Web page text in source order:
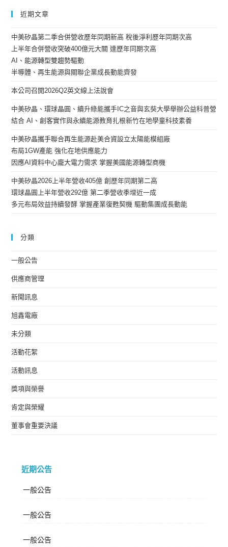
近期文章
中美矽晶第二季合併營收歷年同期新高 稅後淨利歷年同期次高
上半年合併營收突破400億元大關 達歷年同期次高
AI、能源轉型雙趨勢驅動
半導體、再生能源與關聯企業成長動能齊發
本公司召開2026Q2英文線上法說會
中美矽晶、環球晶圓、續升綠能攜手IC之音與玄奘大學舉辦公益科普營
結合 AI、創客實作與永續能源教育扎根新竹在地學童科技素養
中美矽晶攜手聯合再生能源赴美合資設立太陽能模組廠
布局1GW產能 強化在地供應能力
因應AI資料中心龐大電力需求 掌握美國能源轉型商機
中美矽晶2026上半年營收405億 創歷年同期第二高
環球晶圓上半年營收292億 第二季營收季增近一成
多元布局效益持續發酵 掌握產業復甦契機 驅動集團成長動能
分類
一般公告
供應商管理
新聞訊息
旭鑫電廠
未分類
活動花絮
活動訊息
獎項與榮譽
肯定與榮耀
董事會重要決議
近期公告
一般公告
一般公告
一般公告